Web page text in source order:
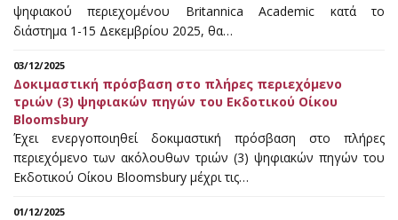
ψηφιακού περιεχομένου Britannica Academic κατά το
διάστημα 1-15 Δεκεμβρίου 2025, θα…
03/12/2025
Δοκιμαστική πρόσβαση στο πλήρες περιεχόμενο
τριών (3) ψηφιακών πηγών του Εκδοτικού Οίκου
Bloomsbury
Έχει ενεργοποιηθεί δοκιμαστική πρόσβαση στο πλήρες
περιεχόμενο των ακόλουθων τριών (3) ψηφιακών πηγών του
Εκδοτικού Οίκου Bloomsbury μέχρι τις…
01/12/2025